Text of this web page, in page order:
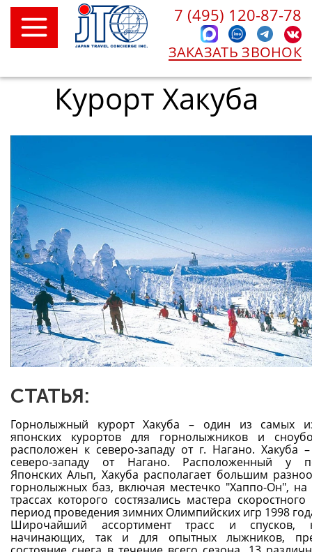
7 (495) 120-87-78
ЗАКАЗАТЬ ЗВОНОК
Курорт Хакуба
СТАТЬЯ:
Горнолыжный курорт Хакуба – один из самых
японских курортов для горнолыжников и
расположен к северо-западу от г. Нагано. Хакуба
северо-западу от Нагано. Расположенный у
Японских Альп, Хакуба располагает большим
горнолыжных баз, включая местечко "Хаппо-Он",
трассах которого состязались мастера скоростного
период проведения зимних Олимпийских игр 1998
Широчайший ассортимент трасс и спусков,
начинающих, так и для опытных лыжников,